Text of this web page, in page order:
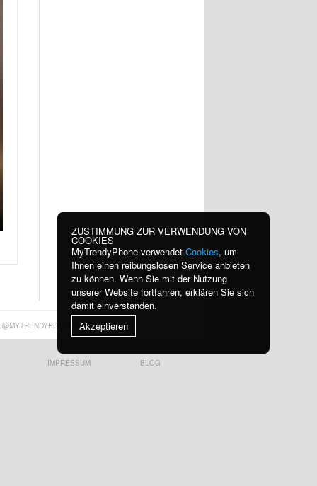
IMPRESSUM BLOG
ZUSTIMMUNG ZUR VERWENDUNG VON
COOKIES
MyTrendyPhone verwendet Cookies, um
Ihnen einen reibungslosen Service anbieten
zu können. Wenn Sie mit der Nutzung
unserer Website fortfahren, erklären Sie sich
damit einverstanden.
Akzeptieren